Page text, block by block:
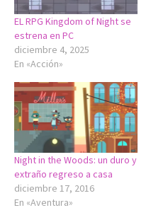
EL RPG Kingdom of Night se
estrena en PC
diciembre 4, 2025
En «Acción»
Night in the Woods: un duro y
extraño regreso a casa
diciembre 17, 2016
En «Aventura»